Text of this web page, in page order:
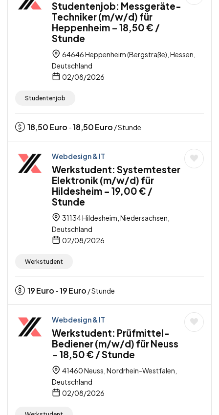
Studentenjob: Messgeräte-
Techniker (m/w/d) für
Heppenheim – 18,50 € /
Stunde
64646 Heppenheim (Bergstraße), Hessen,
Deutschland
02/08/2026
Studentenjob
18,50Euro -18,50Euro / Stunde
Webdesign & IT
Werkstudent: Systemtester
Elektronik (m/w/d) für
Hildesheim – 19,00 € /
Stunde
31134 Hildesheim, Niedersachsen,
Deutschland
02/08/2026
Werkstudent
19Euro -19Euro / Stunde
Webdesign & IT
Werkstudent: Prüfmittel-
Bediener (m/w/d) für Neuss
– 18,50 € / Stunde
41460 Neuss, Nordrhein-Westfalen,
Deutschland
02/08/2026